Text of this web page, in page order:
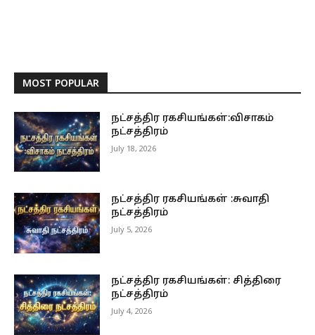
MOST POPULAR
நட்சத்திர ரகசியங்கள்:விசாகம்
நட்சத்திரம்
July 18, 2026
நட்சத்திர ரகசியங்கள் :சுவாதி
நட்சத்திரம்
July 5, 2026
நட்சத்திர ரகசியங்கள்: சித்திரை
நட்சத்திரம்
July 4, 2026